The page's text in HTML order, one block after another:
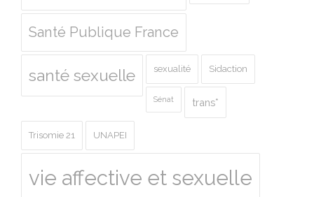
Santé Publique France
santé sexuelle sexualité Sidaction
Sénat trans*
Trisomie 21 UNAPEI
vie affective et sexuelle